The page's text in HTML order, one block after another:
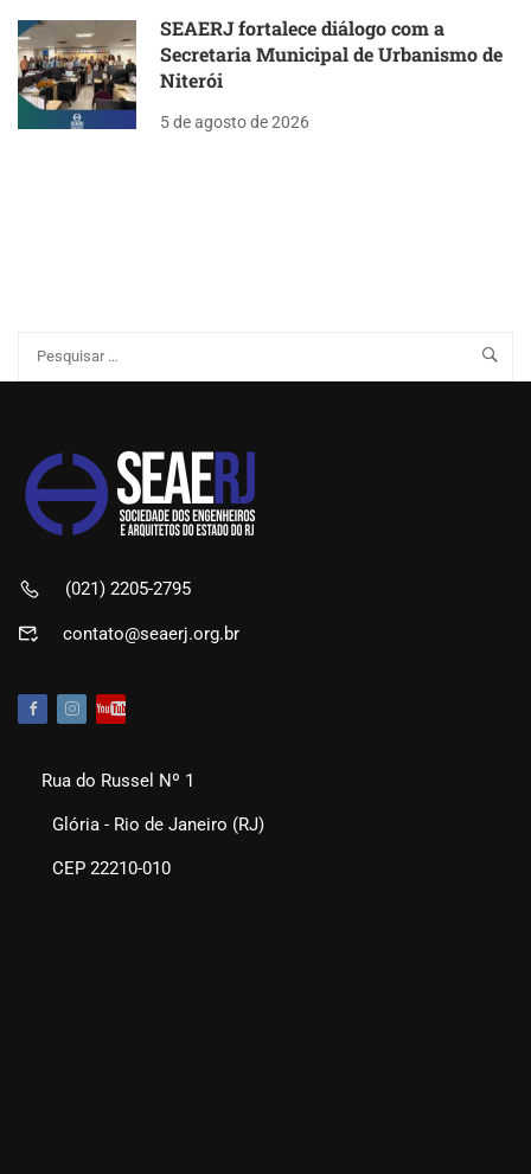
SEAERJ fortalece diálogo com a
Secretaria Municipal de Urbanismo de
Niterói
5 de agosto de 2026
(021) 2205-2795
contato@seaerj.org.br
Rua do Russel Nº 1
Glória - Rio de Janeiro (RJ)
CEP 22210-010